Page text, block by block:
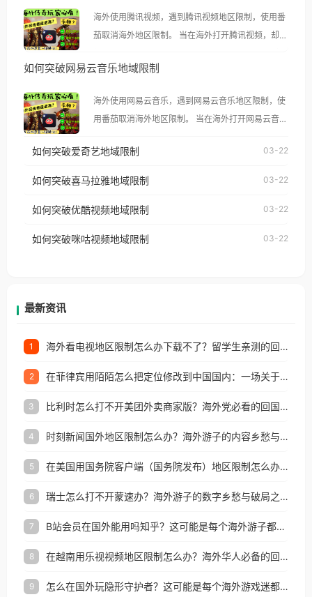
海外使用腾讯视频，遇到腾讯视频地区限制，使用番
茄取消海外地区限制。 当在海外打开腾讯视频，却突
示语。 海外用户如香港、澳门、台湾、美国、加拿
像其他音乐平台一样，出现地区及版权限制问题，且
仅能在中国大陆地区播放。 遇到这个问题的朋友们，
台湾、美国、加拿大、澳大利亚、欧洲等国家和地区
权限制所困扰。
如何突破网易云音乐地域限制
海外使用网易云音乐，遇到网易云音乐地区限制，使
用番茄取消海外地区限制。 当在海外打开网易云音
播放”的提示语。 海外用户如香港、澳门、台湾、美
制问题，且仅能在中国大陆地区播放。 遇到这个问题
户收听网易云音乐地区版权限制」的问题，无论人在
如何突破爱奇艺地域限制 03-22
如何突破喜马拉雅地域限制 03-22
如何突破优酷视频地域限制 03-22
如何突破咪咕视频地域限制 03-22
最新资讯
1 海外看电视地区限制怎么办下载不了？留学生亲测的回国加速方案（附2026世界杯观赛技巧）
2 在菲律宾用陌陌怎么把定位修改到中国国内：一场关于归属感与连接的探索
3 比利时怎么打不开美团外卖商家版？海外党必看的回国加速全攻略
4 时刻新闻国外地区限制怎么办？海外游子的内容乡愁与破局之路
5 在美国用国务院客户端（国务院发布）地区限制怎么办？3步解决海外看国内内容难题
6 瑞士怎么打不开蒙速办？海外游子的数字乡愁与破局之路
7 B站会员在国外能用吗知乎？这可能是每个海外游子都问过的问题
8 在越南用乐视视频地区限制怎么办？海外华人必备的回国加速攻略
9 怎么在国外玩隐形守护者？这可能是每个海外游戏迷都问过的问题